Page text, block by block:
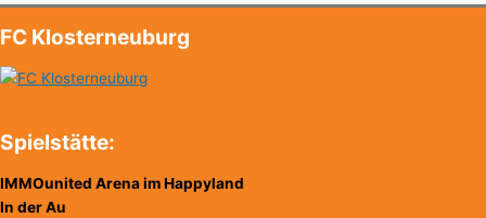
FC Klosterneuburg
Spielstätte:
IMMOunited Arena im Happyland
In der Au